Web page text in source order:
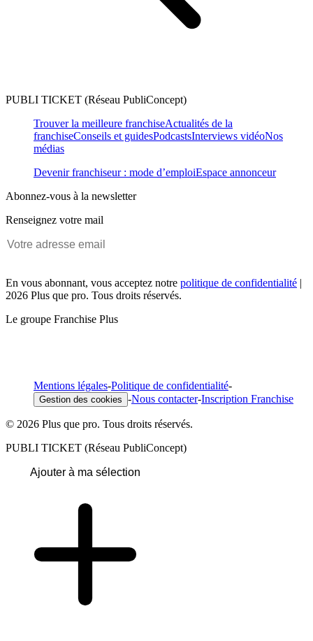
PUBLI TICKET (Réseau PubliConcept)
Trouver la meilleure franchiseActualités de la
franchiseConseils et guidesPodcastsInterviews vidéoNos
médias
Devenir franchiseur : mode d’emploiEspace annonceur
Abonnez-vous à la newsletter
Renseignez votre mail
En vous abonnant, vous acceptez notre politique de confidentialité |
2026 Plus que pro. Tous droits réservés.
Le groupe Franchise Plus
Mentions légales-Politique de confidentialité-
Gestion des cookies -Nous contacter-Inscription Franchise
© 2026 Plus que pro. Tous droits réservés.
PUBLI TICKET (Réseau PubliConcept)
Ajouter à ma sélection